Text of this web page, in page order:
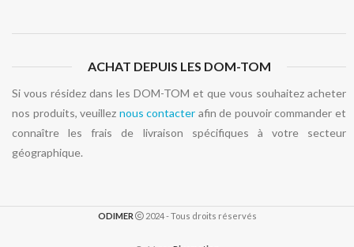
ACHAT DEPUIS LES DOM-TOM
Si vous résidez dans les DOM-TOM et que vous souhaitez acheter
nos produits, veuillez nous contacter afin de pouvoir commander et
connaître les frais de livraison spécifiques à votre secteur
géographique.
ODIMER 2024 - Tous droits réservés